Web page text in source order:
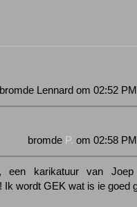
bromde Lennard om 02:52
bromde P. om 02:58
een karikatuur van
Ik wordt GEK wat is ie goed